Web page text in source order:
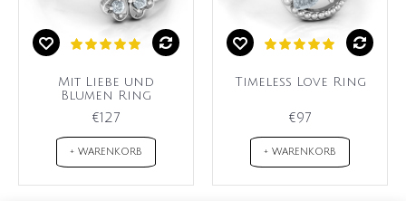
Mit Liebe und
Blumen Ring
€127
+ WARENKORB
Timeless Love Ring
€97
+ WARENKORB